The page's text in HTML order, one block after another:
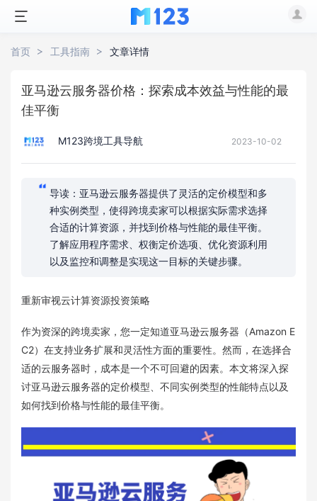
首页 工具指南 文章详情
亚马逊云服务器价格：探索成本效益与性能的最
佳平衡
M123跨境工具导航 2023-10-02
导读：亚马逊云服务器提供了灵活的定价模型和多
种实例类型，使得跨境卖家可以根据实际需求选择
合适的计算资源，并找到价格与性能的最佳平衡。
了解应用程序需求、权衡定价选项、优化资源利用
以及监控和调整是实现这一目标的关键步骤。
重新审视云计算资源投资策略
作为资深的跨境卖家，您一定知道亚马逊云服务器（Amazon E
C2）在支持业务扩展和灵活性方面的重要性。然而，在选择合
适的云服务器时，成本是一个不可回避的因素。本文将深入探
讨亚马逊云服务器的定价模型、不同实例类型的性能特点以及
如何找到价格与性能的最佳平衡。